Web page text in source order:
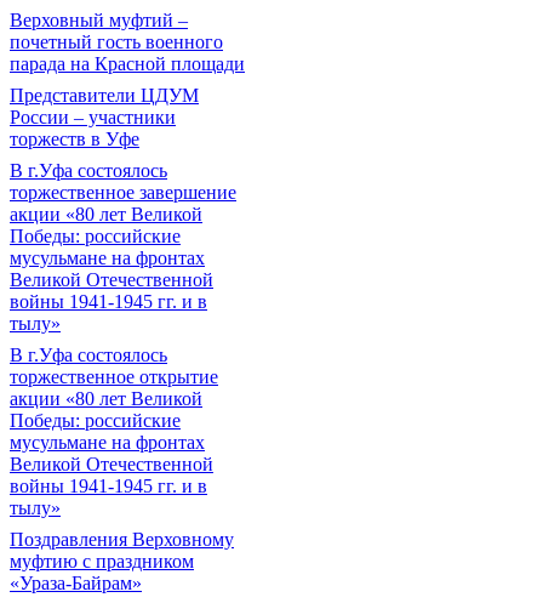
Верховный муфтий –
почетный гость военного
парада на Красной площади
Представители ЦДУМ
России – участники
торжеств в Уфе
В г.Уфа состоялось
торжественное завершение
акции «80 лет Великой
Победы: российские
мусульмане на фронтах
Великой Отечественной
войны 1941-1945 гг. и в
тылу»
В г.Уфа состоялось
торжественное открытие
акции «80 лет Великой
Победы: российские
мусульмане на фронтах
Великой Отечественной
войны 1941-1945 гг. и в
тылу»
Поздравления Верховному
муфтию с праздником
«Ураза-Байрам»